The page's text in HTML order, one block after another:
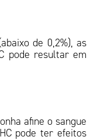
de 0,2%), as
pode resultar em
afine o sangue
pode ter efeitos